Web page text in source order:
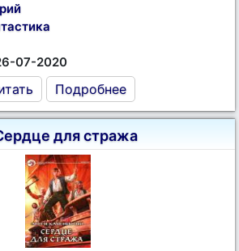
07-2020
Подробнее
для стража